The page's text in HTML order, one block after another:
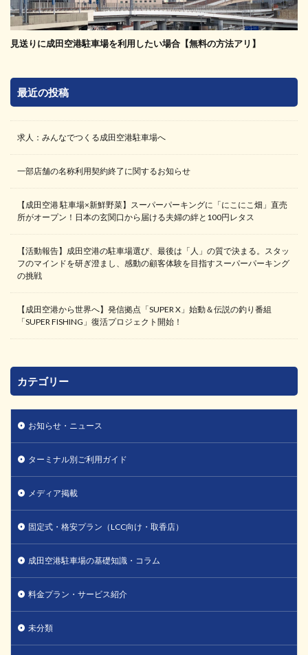
見送りに成田空港駐車場を利用したい場合【無料の方法アリ】
最近の投稿
求人：みんなでつくる成田空港駐車場へ
一部店舗の名称利用契約終了に関するお知らせ
【成田空港 駐車場×新鮮野菜】スーパーパーキングに「にこにこ畑」直売
所がオープン！日本の玄関口から届ける夫婦の絆と100円レタス
【活動報告】成田空港の駐車場選び、最後は「人」の質で決まる。スタッ
フのマインドを研ぎ澄まし、感動の顧客体験を目指すスーパーパーキング
の挑戦
【成田空港から世界へ】発信拠点「SUPER X」始動＆伝説の釣り番組
「SUPER FISHING」復活プロジェクト開始！
カテゴリー
お知らせ・ニュース
ターミナル別ご利用ガイド
メディア掲載
固定式・格安プラン（LCC向け・取香店）
成田空港駐車場の基礎知識・コラム
料金プラン・サービス紹介
未分類